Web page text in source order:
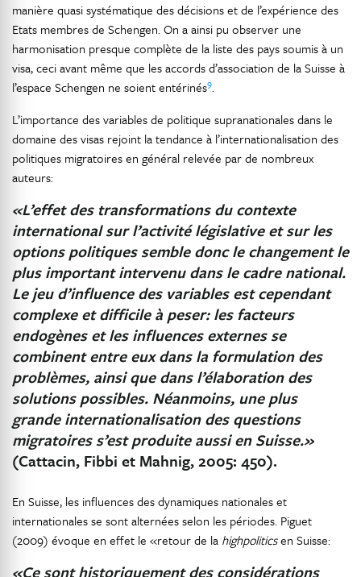
manière quasi systématique des décisions et de l’expérience des
Etats membres de Schengen. On a ainsi pu observer une
harmonisation presque complète de la liste des pays soumis à un
visa, ceci avant même que les accords d’association de la Suisse à
l’espace Schengen ne soient entérinés9.
L’importance des variables de politique supranationales dans le
domaine des visas rejoint la tendance à l’internationalisation des
politiques migratoires en général relevée par de nombreux
auteurs:
«L’effet des transformations du contexte
international sur l’activité législative et sur les
options politiques semble donc le changement le
plus important intervenu dans le cadre national.
Le jeu d’influence des variables est cependant
complexe et difficile à peser: les facteurs
endogènes et les influences externes se
combinent entre eux dans la formulation des
problèmes, ainsi que dans l’élaboration des
solutions possibles. Néanmoins, une plus
grande internationalisation des questions
migratoires s’est produite aussi en Suisse.»
(Cattacin, Fibbi et Mahnig, 2005: 450).
En Suisse, les influences des dynamiques nationales et
internationales se sont alternées selon les périodes. Piguet
(2009) évoque en effet le «retour de la highpoliticsen Suisse:
«Ce sont historiquement des considérations